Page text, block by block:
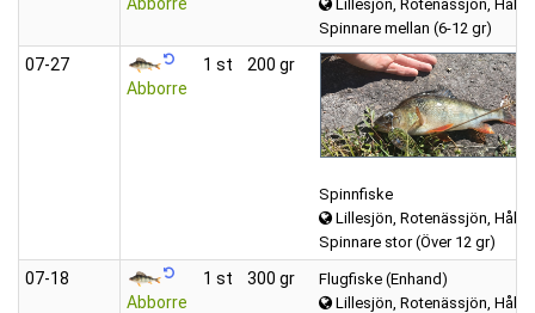
Lillesjön, Rotenässjön,
Spinnare mellan (6-12 gr)
07‑27
Abborre
1 st 200 gr
Spinnfiske
Lillesjön, Rotenässjön,
Spinnare stor (Över 12 gr)
07‑18
Abborre
1 st 300 gr
Flugfiske (Enhand)
Lillesjön, Rotenässjön,